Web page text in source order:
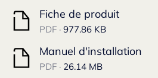
Fiche de produit
PDF · 977.86 KB
Manuel d'installation
PDF · 26.14 MB